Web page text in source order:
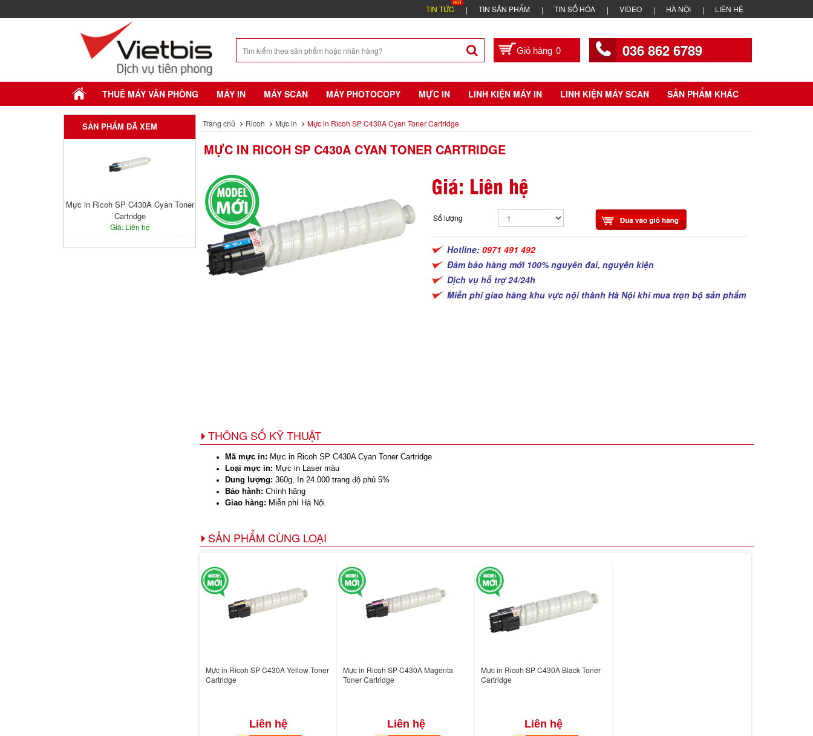
TIN TỨC TIN SẢN PHẨM TIN SỐ HÓA VIDEO HÀ NỘI LIÊN HỆ
0 036 862 6789
THUÊ MÁY VĂN PHÒNG MÁY IN MÁY SCAN MÁY PHOTOCOPY MỰC IN LINH KIỆN MÁY IN LINH KIỆN MÁY SCAN SẢN PHẨM KHÁC
SẢN PHẨM ĐÃ XEM
Mực in Ricoh SP C430A Cyan Toner
Cartridge
Giá: Liên hệ
Trang chủ Ricoh Mực in Mực in Ricoh SP C430A Cyan Toner Cartridge
MỰC IN RICOH SP C430A CYAN TONER CARTRIDGE
Giá: Liên hệ
Số lượng
Hotline:0971 491 492
Đảm bảo hàng mới 100% nguyên đai, nguyên kiện
Dịch vụ hỗ trợ 24/24h
Miễn phí giao hàng khu vực nội thành Hà Nội khi mua trọn bộ sản phẩm
THÔNG SỐ KỸ THUẬT
Mã mực in: Mực in Ricoh SP C430A Cyan Toner Cartridge
Loại mực in: Mực in Laser màu
Dung lượng: 360g, In 24.000 trang độ phủ 5%
Bảo hành: Chính hãng
Giao hàng: Miễn phí Hà Nội.
SẢN PHẨM CÙNG LOẠI
Mực in Ricoh SP C430A Yellow Toner
Cartridge
Liên hệ
Mực in Ricoh SP C430A Magenta
Toner Cartridge
Liên hệ
Mực in Ricoh SP C430A Black Toner
Cartridge
Liên hệ